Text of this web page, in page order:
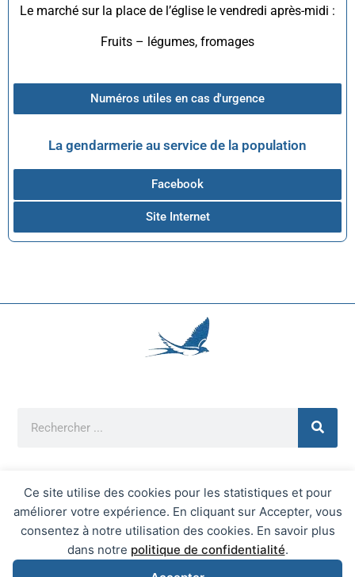
Ce site utilise des cookies pour les statistiques et pour
améliorer votre expérience. En cliquant sur Accepter, vous
consentez à notre utilisation des cookies. En savoir plus
dans notre politique de confidentialité.
Le marché sur la place de l’église le vendredi après-midi :
Fruits – légumes, fromages
Numéros utiles en cas d'urgence
La gendarmerie au service de la population
Facebook
Site Internet
Mentions Légales
Mairie d'Écrainville © 2026 Tous Droits Réservés